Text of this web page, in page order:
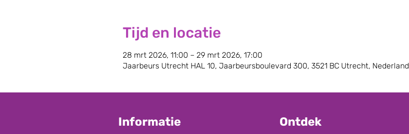
Tijd en locatie
28 mrt 2026, 11:00 – 29 mrt 2026, 17:00
Jaarbeurs Utrecht HAL 10, Jaarbeursboulevard 300, 3521 BC Utrecht, Nederland
Informatie Ontdek